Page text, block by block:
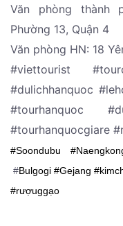
Văn phòng thành
Phường 13, Quận 4
Văn phòng HN: 18
#viettourist
#dulichhanquoc
#tourhanquoc
#tourhanquocgiare
#Soondubu
#Bulgogi #Gejang
#rượuggạo